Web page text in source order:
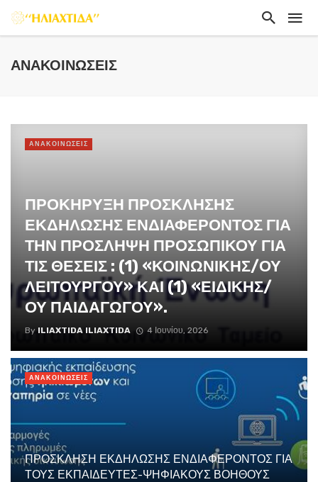
ΑΝΑΚΟΙΝΏΣΕΙΣ
ΠΡΟΚΗΡΥΞΗ ΠΡΟΣΚΛΗΣΗΣ
ΕΚΔΗΛΩΣΗΣ ΕΝΔΙΑΦΕΡΟΝΤΟΣ ΓΙΑ
ΤΗΝ ΠΡΟΣΛΗΨΗ ΠΡΟΣΩΠΙΚΟΥ ΓΙΑ
ΤΙΣ ΘΕΣΕΙΣ : (1) «ΚΟΙΝΩΝΙΚΗΣ/ΟΥ
ΛΕΙΤΟΥΡΓΟΥ» ΚΑΙ (1) «ΕΙΔΙΚΗΣ/
ΟΥ ΠΑΙΔΑΓΩΓΟΥ».
By ILIAXTIDA ILIAXTIDA 4 Ιουνίου, 2026
ΑΝΑΚΟΙΝΏΣΕΙΣ
ΠΡΟΣΚΛΗΣΗ ΕΚΔΗΛΩΣΗΣ ΕΝΔΙΑΦΕΡΟΝΤΟΣ ΓΙΑ
ΤΟΥΣ ΕΚΠΑΙΔΕΥΤΕΣ-ΨΗΦΙΑΚΟΥΣ ΒΟΗΘΟΥΣ
ΑΝΑΚΟΙΝΏΣΕΙΣ